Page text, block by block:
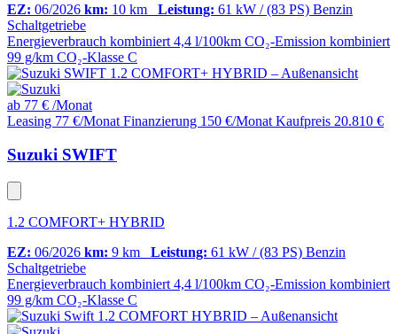
EZ: 06/2026 km: 10 km Leistung: 61 kW / (83 PS) Benzin
Schaltgetriebe
Energieverbrauch kombiniert 4,4 l/100km CO₂-Emission kombiniert
99 g/km CO₂-Klasse C
ab 77 € /Monat
Leasing 77 €/Monat Finanzierung 150 €/Monat Kaufpreis 20.810 €
Suzuki SWIFT
1.2 COMFORT+ HYBRID
EZ: 06/2026 km: 9 km Leistung: 61 kW / (83 PS) Benzin
Schaltgetriebe
Energieverbrauch kombiniert 4,4 l/100km CO₂-Emission kombiniert
99 g/km CO₂-Klasse C